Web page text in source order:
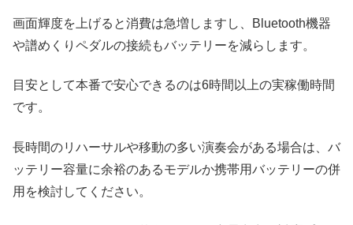
画面輝度を上げると消費は急増しますし、Bluetooth機器
や譜めくりペダルの接続もバッテリーを減らします。
目安として本番で安心できるのは6時間以上の実稼働時間
です。
長時間のリハーサルや移動の多い演奏会がある場合は、バ
ッテリー容量に余裕のあるモデルか携帯用バッテリーの併
用を検討してください。